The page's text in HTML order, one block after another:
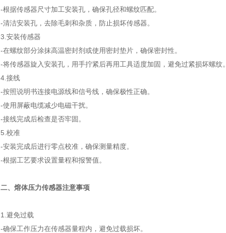
-根据传感器尺寸加工安装孔，确保孔径和螺纹匹配。
-清洁安装孔，去除毛刺和杂质，防止损坏传感器。
3.安装传感器
-在螺纹部分涂抹高温密封剂或使用密封垫片，确保密封性。
-将传感器旋入安装孔，用手拧紧后再用工具适度加固，避免过紧损坏螺纹。
4.接线
-按照说明书连接电源线和信号线，确保极性正确。
-使用屏蔽电缆减少电磁干扰。
-接线完成后检查是否牢固。
5.校准
-安装完成后进行零点校准，确保测量精度。
-根据工艺要求设置量程和报警值。
二、熔体压力传感器注意事项
1.避免过载
-确保工作压力在传感器量程内，避免过载损坏。